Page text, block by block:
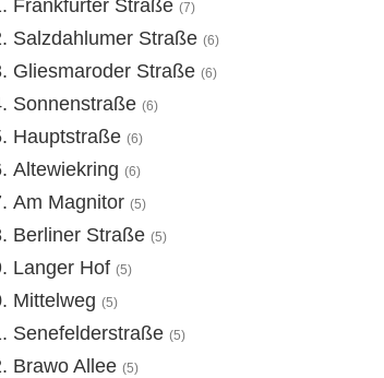
Frankfurter Straße (7)
Salzdahlumer Straße (6)
Gliesmaroder Straße (6)
Sonnenstraße (6)
Hauptstraße (6)
Altewiekring (6)
Am Magnitor (5)
Berliner Straße (5)
Langer Hof (5)
Mittelweg (5)
Senefelderstraße (5)
Brawo Allee (5)